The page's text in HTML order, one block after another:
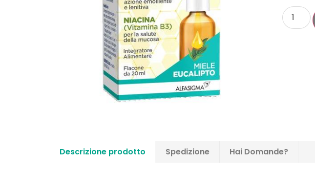
Descrizione prodotto Spedizione Hai Domande?